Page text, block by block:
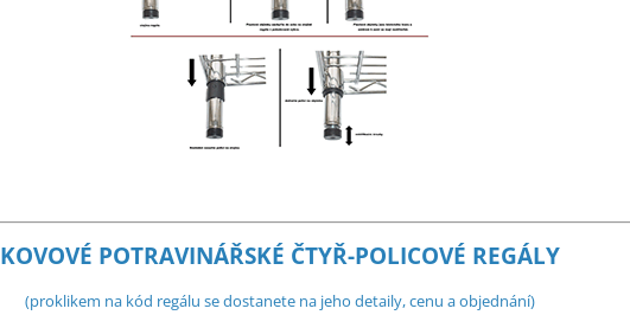
KOVOVÉ POTRAVINÁŘSKÉ ČTYŘ-POLICOVÉ REGÁLY
(proklikem na kód regálu se dostanete na jeho detaily, cenu a objednání)